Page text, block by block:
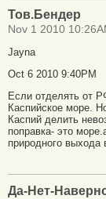
Тов.Бендер
Nov 1 2010
Jayna
Oct 6 2010 9:40PM
Если отделять от
Каспийское море.
Каспий делить
поправка- это
природного выхода
Да-Нет-